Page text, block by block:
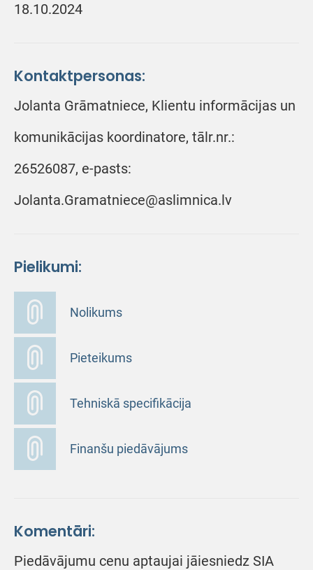
18.10.2024
Kontaktpersonas:
Jolanta Grāmatniece, Klientu informācijas un
komunikācijas koordinatore, tālr.nr.:
26526087, e-pasts:
Jolanta.Gramatniece@aslimnica.lv
Pielikumi:
Nolikums
Pieteikums
Tehniskā specifikācija
Finanšu piedāvājums
Komentāri:
Piedāvājumu cenu aptaujai jāiesniedz SIA